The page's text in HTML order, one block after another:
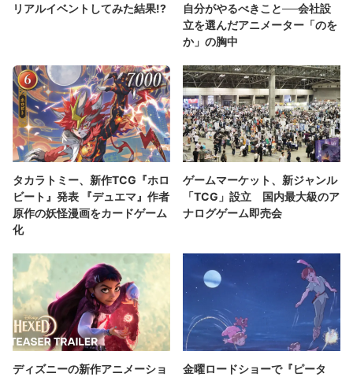
リアルイベントしてみた結果!?
自分がやるべきこと──会社設
立を選んだアニメーター「のを
か」の胸中
タカラトミー、新作TCG『ホロ
ビート』発表 『デュエマ』作者
原作の妖怪漫画をカードゲーム
化
ゲームマーケット、新ジャンル
「TCG」設立 国内最大級のア
ナログゲーム即売会
ディズニーの新作アニメーショ
金曜ロードショーで『ピータ